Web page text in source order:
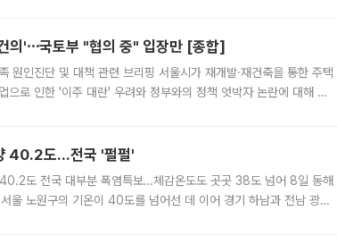
의'⋯국토부 "협의 중" 입장만 [종합]
원인진단 및 대책 관련 브리핑 서울시가 재개발·재건축을 통한 주택
으로 인한 '이주 대란' 우려와 정부와의 정책 엇박자 논란에 대해 정
40.2도…전국 '펄펄'
도 전국 대부분 폭염특보…체감온도도 곳곳 38도 넘어 8일 동해
울 노원구의 기온이 40도를 넘어선 데 이어 경기 하남과 전남 광양